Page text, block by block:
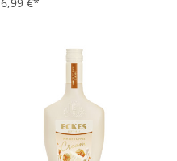
6,99 €*